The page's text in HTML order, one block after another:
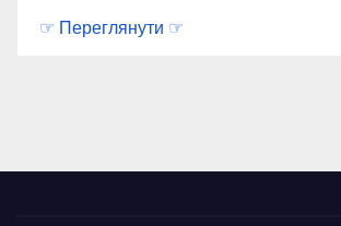
☞ Переглянути ☞